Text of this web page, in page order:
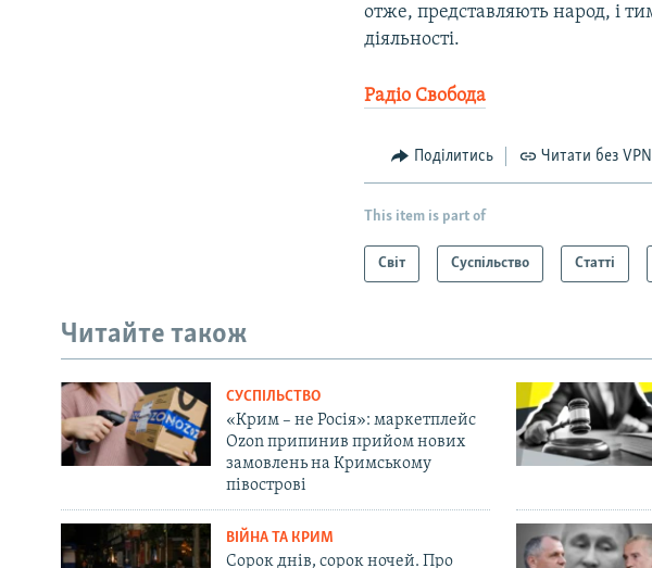
отже, представляють народ, і
діяльності.
Радіо Свобода
Поділитись Читати без VPN
This item is part of
Світ Суспільство Статті
Читайте також
СУСПІЛЬСТВО
«Крим – не Росія»: маркетплейс
Ozon припинив прийом нових
замовлень на Кримському
півострові
ВІЙНА ТА КРИМ
Сорок днів, сорок ночей. Про